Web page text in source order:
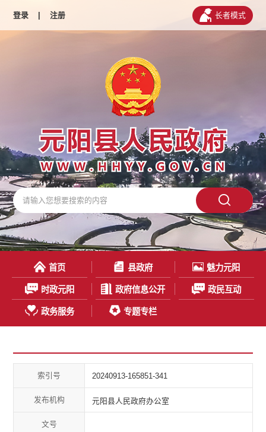
登录 | 注册 长者模式
首页 县政府 魅力元阳
时政元阳 政府信息公开 政民互动
政务服务 专题专栏
索引号 20240913-165851-341
发布机构 元阳县人民政府办公室
文号